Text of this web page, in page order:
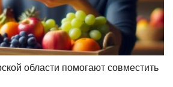
области помогают совместить